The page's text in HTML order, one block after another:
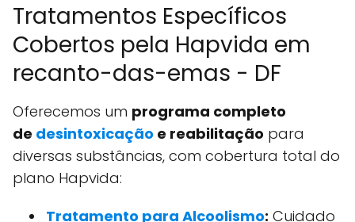
Tratamentos Específicos
Cobertos pela Hapvida em
recanto-das-emas - DF
Oferecemos um programa completo
de desintoxicação e reabilitação para
diversas substâncias, com cobertura total do
plano Hapvida:
Tratamento para Alcoolismo: Cuidado